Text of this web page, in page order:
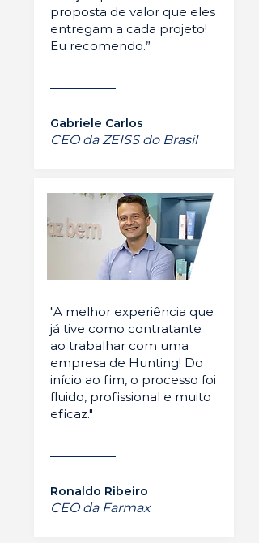
proposta de valor que eles
entregam a cada projeto!
Eu recomendo.”
Gabriele Carlos
CEO da ZEISS do Brasil
"A melhor experiência que
já tive como contratante
ao trabalhar com uma
empresa de Hunting! Do
início ao fim, o processo foi
fluido, profissional e muito
eficaz."
Ronaldo Ribeiro
CEO da Farmax